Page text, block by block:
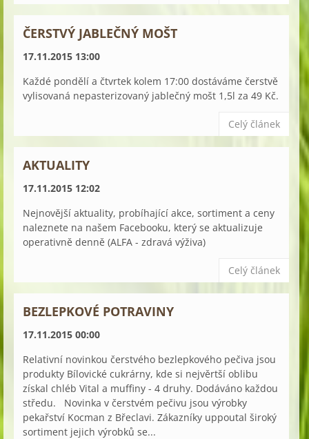
ČERSTVÝ JABLEČNÝ MOŠT
17.11.2015 13:00
Každé pondělí a čtvrtek kolem 17:00 dostáváme čerstvě
vylisovaná nepasterizovaný jablečný mošt 1,5l za 49 Kč.
Celý článek
AKTUALITY
17.11.2015 12:02
Nejnovější aktuality, probíhající akce, sortiment a ceny
naleznete na našem Facebooku, který se aktualizuje
operativně denně (ALFA - zdravá výživa)
Celý článek
BEZLEPKOVÉ POTRAVINY
17.11.2015 00:00
Relativní novinkou čerstvého bezlepkového pečiva jsou
produkty Bílovické cukrárny, kde si nejvěrtší oblibu
získal chléb Vital a muffiny - 4 druhy. Dodáváno každou
středu. Novinka v čerstvém pečivu jsou výrobky
pekařství Kocman z Břeclavi. Zákazníky uppoutal široký
sortiment jejich výrobků se...